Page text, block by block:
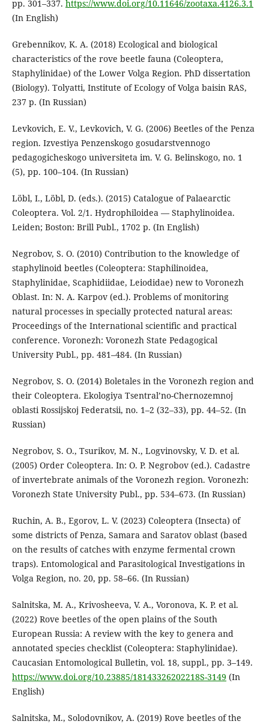
pp. 301–337. https://www.doi.org/10.11646/zootaxa.4126.3.1
(In English)
Grebennikov, K. A. (2018) Ecological and biological
characteristics of the rove beetle fauna (Coleoptera,
Staphylinidae) of the Lower Volga Region. PhD dissertation
(Biology). Tolyatti, Institute of Ecology of Volga baisin RAS,
237 p. (In Russian)
Levkovich, E. V., Levkovich, V. G. (2006) Beetles of the Penza
region. Izvestiya Penzenskogo gosudarstvennogo
pedagogicheskogo universiteta im. V. G. Belinskogo, no. 1
(5), pp. 100–104. (In Russian)
Löbl, I., Löbl, D. (eds.). (2015) Catalogue of Palaearctic
Coleoptera. Vol. 2/1. Hydrophiloidea — Staphylinoidea.
Leiden; Boston: Brill Publ., 1702 p. (In English)
Negrobov, S. O. (2010) Contribution to the knowledge of
staphylinoid beetles (Coleoptera: Staphilinoidea,
Staphylinidae, Scaphidiidae, Leiodidae) new to Voronezh
Oblast. In: N. A. Karpov (ed.). Problems of monitoring
natural processes in specially protected natural areas:
Proceedings of the International scientific and practical
conference. Voronezh: Voronezh State Pedagogical
University Publ., pp. 481–484. (In Russian)
Negrobov, S. O. (2014) Boletales in the Voronezh region and
their Coleoptera. Ekologiya Tsentral’no-Chernozemnoj
oblasti Rossijskoj Federatsii, no. 1–2 (32–33), pp. 44–52. (In
Russian)
Negrobov, S. O., Tsurikov, M. N., Logvinovsky, V. D. et al.
(2005) Order Coleoptera. In: O. P. Negrobov (ed.). Cadastre
of invertebrate animals of the Voronezh region. Voronezh:
Voronezh State University Publ., pp. 534–673. (In Russian)
Ruchin, A. B., Egorov, L. V. (2023) Coleoptera (Insecta) of
some districts of Penza, Samara and Saratov oblast (based
on the results of catches with enzyme fermental crown
traps). Entomological and Parasitological Investigations in
Volga Region, no. 20, pp. 58–66. (In Russian)
Salnitska, M. A., Krivosheeva, V. A., Voronova, K. P. et al.
(2022) Rove beetles of the open plains of the South
European Russia: A review with the key to genera and
annotated species checklist (Coleoptera: Staphylinidae).
Caucasian Entomological Bulletin, vol. 18, suppl., pp. 3–149.
https://www.doi.org/10.23885/18143326202218S-3149 (In
English)
Salnitska, M., Solodovnikov, A. (2019) Rove beetles of the